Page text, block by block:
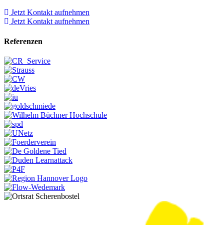
Jetzt Kontakt aufnehmen
Jetzt Kontakt aufnehmen
Referenzen